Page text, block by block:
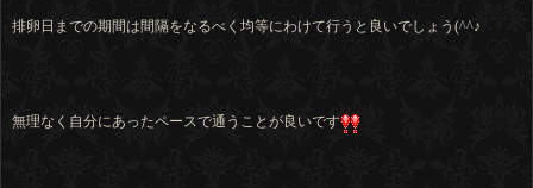
排卵日までの期間は間隔をなるべく均等にわけて行うと良いでしょう(^^♪
無理なく自分にあったペースで通うことが良いです